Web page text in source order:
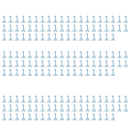
1 1 1 1 1 1 1 1 1 1 1 1 1 1 1 1 1 1 1 1
1 1 1 1 1 1 1 1 1 1 1 1 1 1 1 1 1 1 1 1
1 1 1 1 1 1 1 1 1 1 1 1 1 1 1 1 1 1
1 1 1 1 1 1 1 1 1 1 1 1 1 1 1 1 1 1 1 1
1 1 1 1 1 1 1 1 1 1 1 1 1 1 1 1 1 1 1 1
1 1 1 1 1 1 1 1 1 1 1 1 1 1 1 1 1 1
1 1 1 1 1 1 1 1 1 1 1 1 1 1 1 1 1 1 1 1
1 1 1 1 1 1 1 1 1 1 1 1 1 1 1 1 1 1 1 1
1 1 1 1 1 1 1 1 1 1 1 1 1 1 1 1 1 1